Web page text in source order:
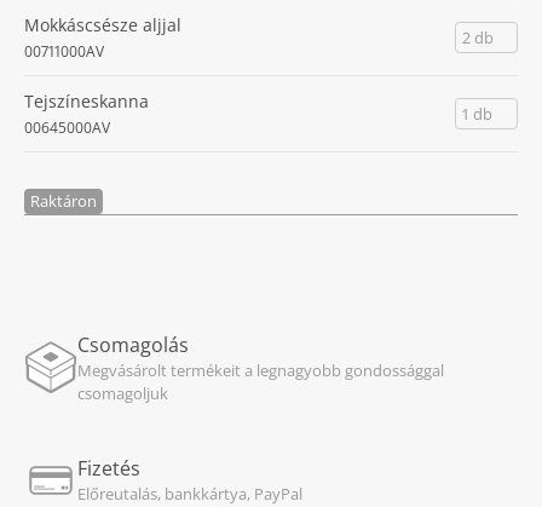
Mokkáscsésze aljjal
00711000AV
2 db
Tejszíneskanna
00645000AV
1 db
Raktáron
Csomagolás
Megvásárolt termékeit a legnagyobb gondossággal
csomagoljuk
Fizetés
Előreutalás, bankkártya, PayPal